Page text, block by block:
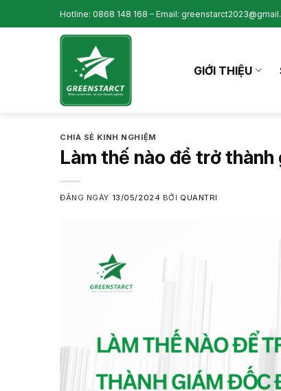
to
Hotline: 0868 148 168 – Email:
GIỚI THIỆU
CHIA SẺ KINH NGHIỆM
Làm thế nào để trở thành
ĐĂNG NGÀY 13/05/2024 BỞI QUANTRI